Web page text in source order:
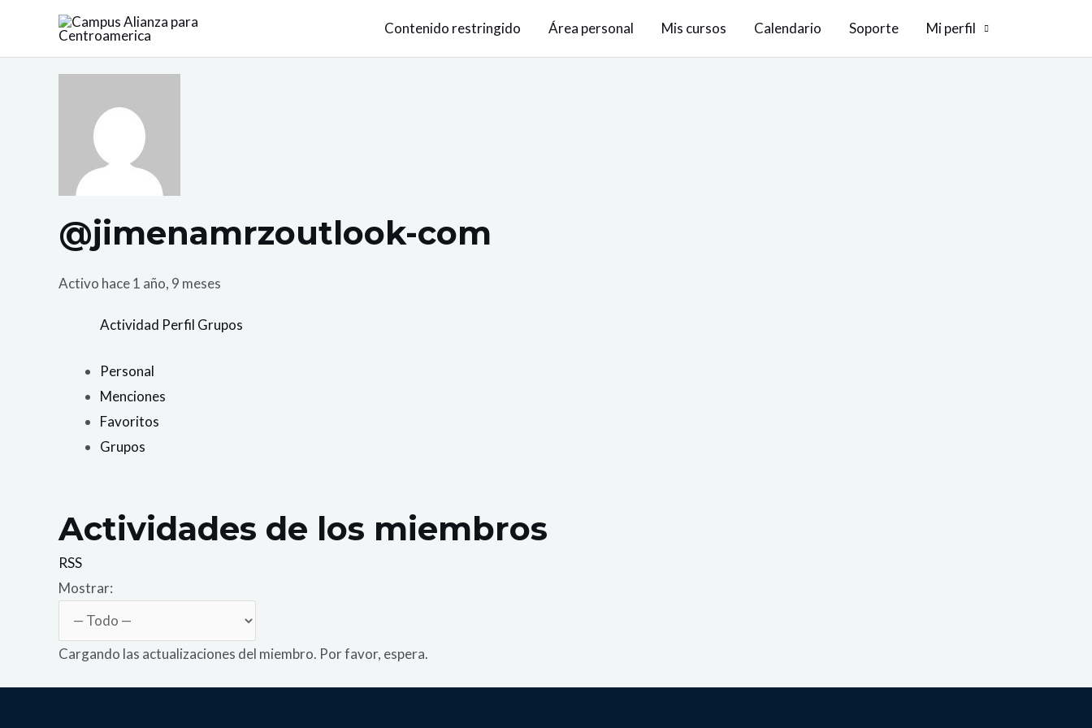
contenido
Contenido restringido Área personal Mis cursos Calendario Soporte Mi perfil
@jimenamrzoutlook-com
Activo hace 1 año, 9 meses
Actividad Perfil Grupos
Personal
Menciones
Favoritos
Grupos
Actividades de los miembros
RSS
Mostrar:
Cargando las actualizaciones del miembro. Por favor, espera.